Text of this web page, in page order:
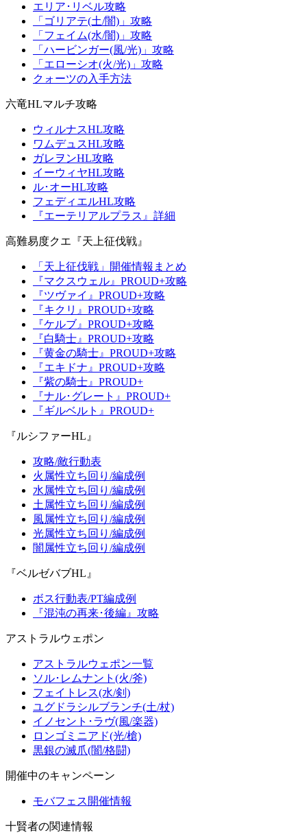
エリア･リベル攻略
「ゴリアテ(土/闇)」攻略
「フェイム(水/闇)」攻略
「ハービンガー(風/光)」攻略
「エローシオ(火/光)」攻略
クォーツの入手方法
六竜HLマルチ攻略
ウィルナスHL攻略
ワムデュスHL攻略
ガレヲンHL攻略
イーウィヤHL攻略
ル･オーHL攻略
フェディエルHL攻略
『エーテリアルプラス』詳細
高難易度クエ『天上征伐戦』
「天上征伐戦」開催情報まとめ
『マクスウェル』PROUD+攻略
『ツヴァイ』PROUD+攻略
『キクリ』PROUD+攻略
『ケルブ』PROUD+攻略
『白騎士』PROUD+攻略
『黄金の騎士』PROUD+攻略
『エキドナ』PROUD+攻略
『紫の騎士』PROUD+
『ナル･グレート』PROUD+
『ギルベルト』PROUD+
『ルシファーHL』
攻略/敵行動表
火属性立ち回り/編成例
水属性立ち回り/編成例
土属性立ち回り/編成例
風属性立ち回り/編成例
光属性立ち回り/編成例
闇属性立ち回り/編成例
『ベルゼバブHL』
ボス行動表/PT編成例
『混沌の再来･後編』攻略
アストラルウェポン
アストラルウェポン一覧
ソル･レムナント(火/斧)
フェイトレス(水/剣)
ユグドラシルブランチ(土/杖)
イノセント･ラヴ(風/楽器)
ロンゴミニアド(光/槍)
黒銀の滅爪(闇/格闘)
開催中のキャンペーン
モバフェス開催情報
十賢者の関連情報